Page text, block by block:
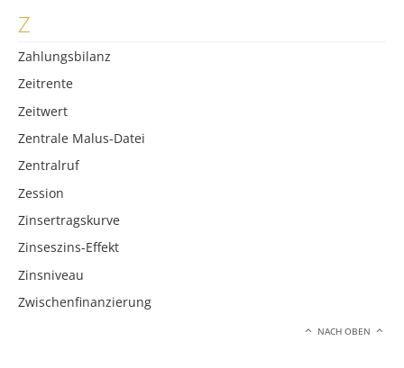
Z
Zahlungsbilanz
Zeitrente
Zeitwert
Zentrale Malus-Datei
Zentralruf
Zession
Zinsertragskurve
Zinseszins-Effekt
Zinsniveau
Zwischenfinanzierung
NACH OBEN